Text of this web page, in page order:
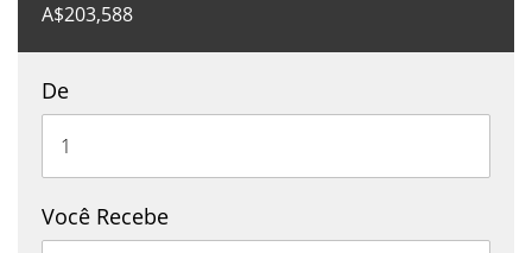
A$203,588
De
Você Recebe